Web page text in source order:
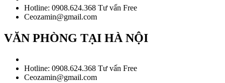
Hotline: 0908.624.368 Tư vấn Free
Ceozamin@gmail.com
VĂN PHÒNG TẠI HÀ NỘI
Hotline: 0908.624.368 Tư vấn Free
Ceozamin@gmail.com